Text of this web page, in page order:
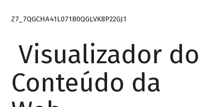
Z7_7QGCHA41L071B0QGLVK8P22GJ1
Visualizador do
Conteúdo da